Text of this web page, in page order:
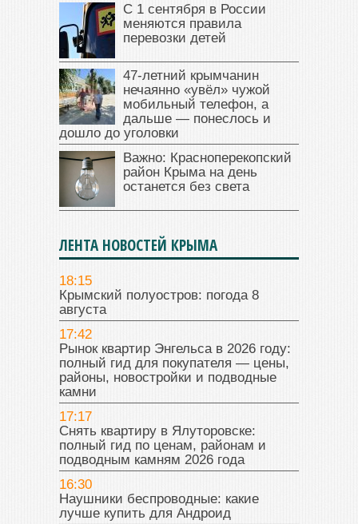
С 1 сентября в России
меняются правила
перевозки детей
47‑летний крымчанин
нечаянно «увёл» чужой
мобильный телефон, а
дальше — понеслось и
дошло до уголовки
Важно: Красноперекопский
район Крыма на день
останется без света
ЛЕНТА НОВОСТЕЙ КРЫМА
18:15
Крымский полуостров: погода 8
августа
17:42
Рынок квартир Энгельса в 2026 году:
полный гид для покупателя — цены,
районы, новостройки и подводные
камни
17:17
Снять квартиру в Ялуторовске:
полный гид по ценам, районам и
подводным камням 2026 года
16:30
Наушники беспроводные: какие
лучше купить для Андроид